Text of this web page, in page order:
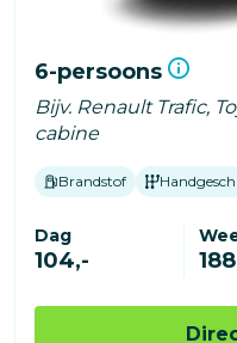
6-persoons
Bijv. Renault Trafic,
cabine
Brandstof
Dag
104,-